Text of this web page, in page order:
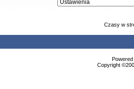
Czasy w
Copyright